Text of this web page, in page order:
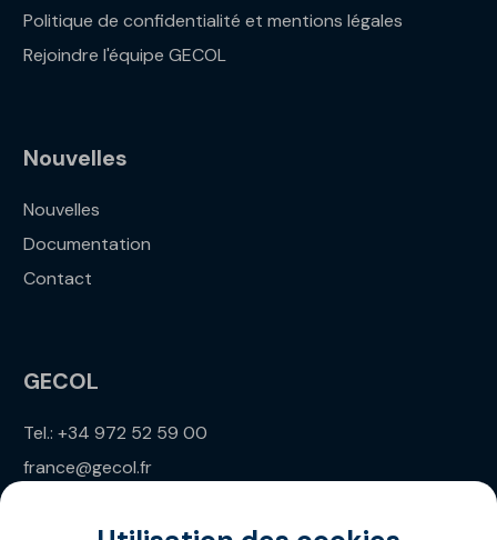
Politique de confidentialité et mentions légales
Rejoindre l'équipe GECOL
Nouvelles
Nouvelles
Documentation
Contact
GECOL
Tel.: +34 972 52 59 00
france@gecol.fr